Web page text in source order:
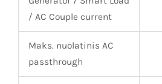
/ AC Couple current
Maks. nuolatinis AC
passthrough